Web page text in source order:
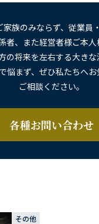
家族のみならず、従業員
者、また経営者様ご本人
の将来を左右する大きな
悩まず、ぜひ私たちへお
ご相談ください。
各種お問い合わせ
その他